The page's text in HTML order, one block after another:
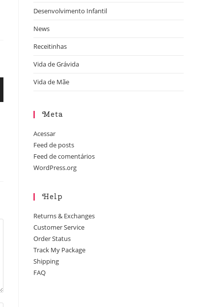
Desenvolvimento Infantil
News
Receitinhas
Vida de Grávida
Vida de Mãe
Meta
Acessar
Feed de posts
Feed de comentários
WordPress.org
Help
Returns & Exchanges
Customer Service
Order Status
Track My Package
Shipping
FAQ